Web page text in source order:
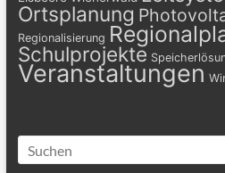
Ortsplanung
Regionalisierung
Schulprojekte
Veranstaltungen